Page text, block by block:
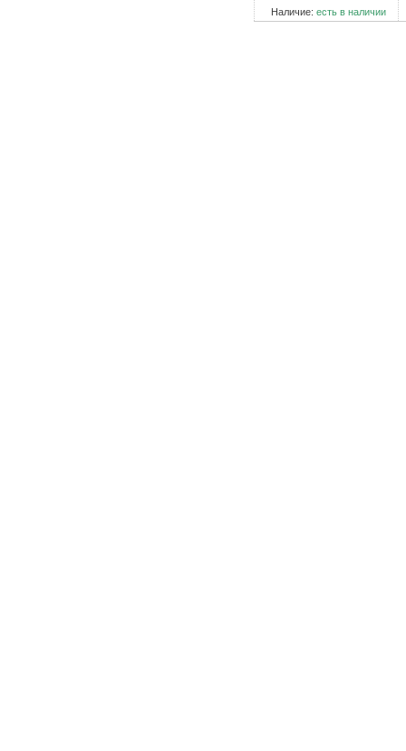
Наличие: есть в наличии